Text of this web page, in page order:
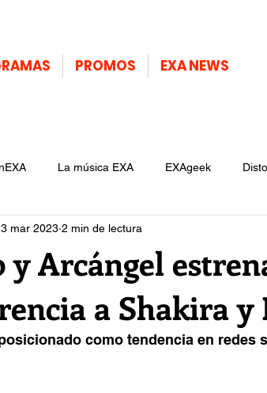
PROMOS EXA NEWS
La música EXA EXAgeek
y Arcángel
a Shakira y
mar 2023 2 min de lectura
como tendencia en redes